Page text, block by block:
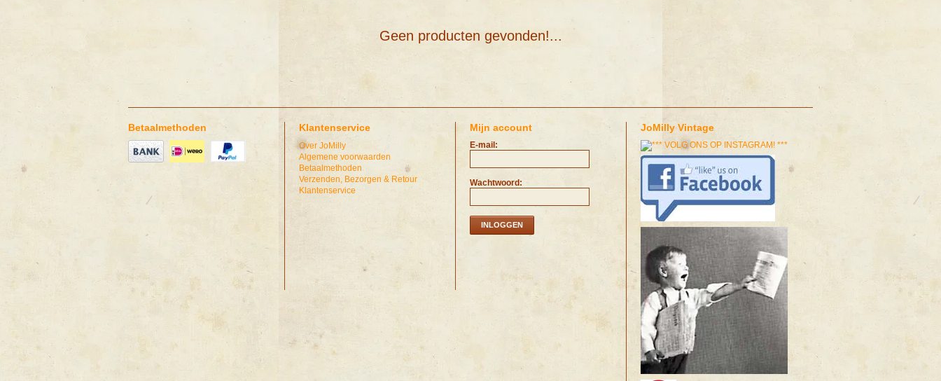
Geen producten gevonden!...
Betaalmethoden Klantenservice
Over JoMilly
Algemene voorwaarden
Betaalmethoden
Verzenden, Bezorgen & Retour
Klantenservice
Mijn account
E-mail:
Wachtwoord:
INLOGGEN
JoMilly Vintage